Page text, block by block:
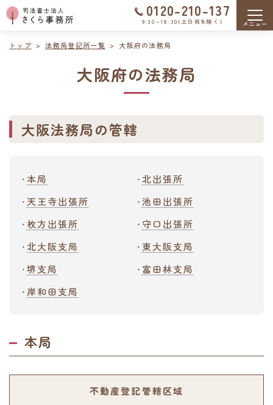
0120-210-137
9:30～18:30（土日祝を除く）
トップ 法務局登記所一覧 大阪府の法務局
大阪府の法務局
大阪法務局の管轄
本局
北出張所
天王寺出張所
池田出張所
枚方出張所
守口出張所
北大阪支局
東大阪支局
堺支局
富田林支局
岸和田支局
本局
不動産登記管轄区域